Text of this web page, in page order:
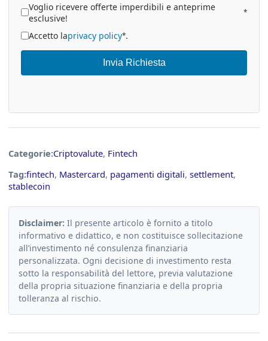
Voglio ricevere offerte imperdibili e anteprime
esclusive!
*
Accetto laprivacy policy*.
Invia Richiesta
Categorie:Criptovalute, Fintech
Tag:fintech, Mastercard, pagamenti digitali, settlement,
stablecoin
Disclaimer: Il presente articolo è fornito a titolo
informativo e didattico, e non costituisce sollecitazione
all’investimento né consulenza finanziaria
personalizzata. Ogni decisione di investimento resta
sotto la responsabilità del lettore, previa valutazione
della propria situazione finanziaria e della propria
tolleranza al rischio.